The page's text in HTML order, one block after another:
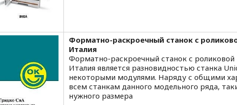
Форматно-раскроечный станок с
Италия
Форматно-раскроечный станок с роликовой
Италия является разновидностью станка
некоторыми модулями. Наряду с общими
всем станкам данного модельного ряда,
нужного размера